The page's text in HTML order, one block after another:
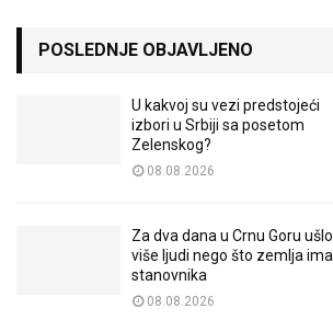
POSLEDNJE OBJAVLJENO
U kakvoj su vezi predstojeći
izbori u Srbiji sa posetom
Zelenskog?
08.08.2026
Za dva dana u Crnu Goru ušlo
više ljudi nego što zemlja ima
stanovnika
08.08.2026